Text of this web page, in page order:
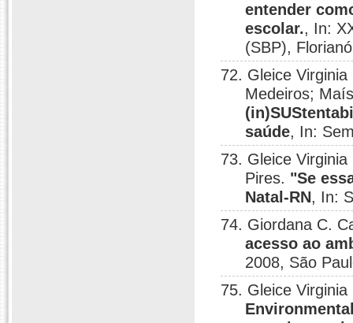
entender
escolar., In:
(SBP),
72. Gleice
Medeiros;
saúde, In:
73. Gleice
Pires. "Se
Natal-RN, In:
74. Giordana C.
acesso ao
2008, São
75. Gleice